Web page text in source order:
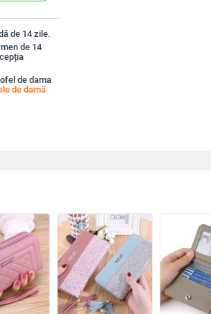
de 14 zile.
de 14
de dama
de damă